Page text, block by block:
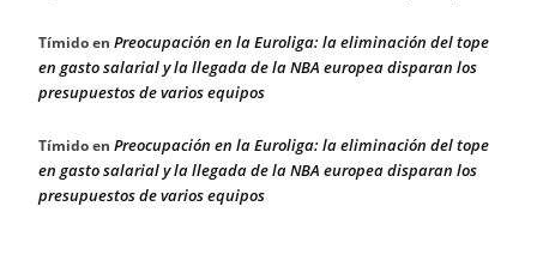
Tímidoen Preocupación en la Euroliga: la eliminación del tope
en gasto salarial y la llegada de la NBA europea disparan los
presupuestos de varios equipos
Tímidoen Preocupación en la Euroliga: la eliminación del tope
en gasto salarial y la llegada de la NBA europea disparan los
presupuestos de varios equipos